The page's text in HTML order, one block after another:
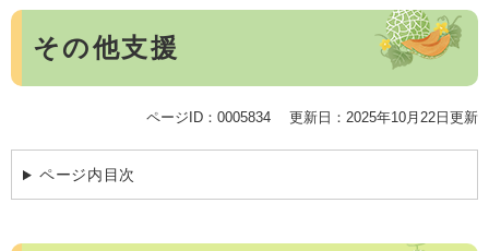
本
その他支援
ページID：0005834 更新日：2025年10月22日更新
ページ内目次